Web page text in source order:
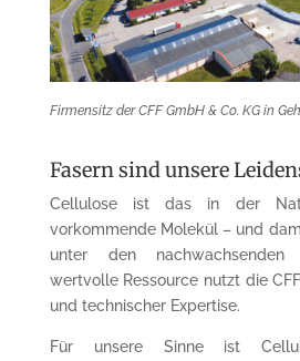
Firmensitz der CFF GmbH & Co. KG in
Fasern sind unsere
Cellulose ist das in der
vorkommende Molekül – und
unter den nachwachsenden
wertvolle Ressource nutzt die
und technischer Expertise.
Für unsere Sinne ist